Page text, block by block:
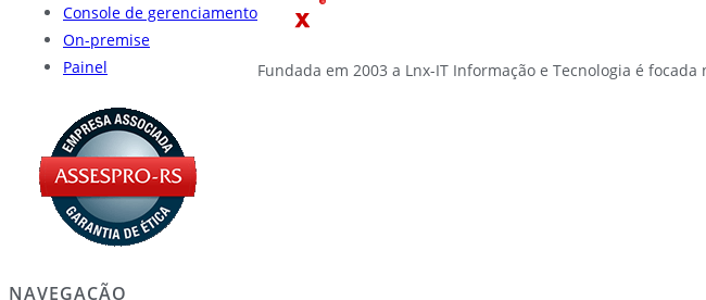
Console de gerenciamento
On-premise
Painel
Fundada em 2003 a Lnx-IT Informação e Tecnologia é
NAVEGAÇÃO